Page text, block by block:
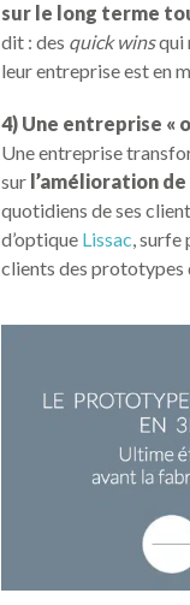
sur le long terme
dit : des quick winsqui
leur entreprise est en
4) Une entreprise «
Une entreprise
sur l’amélioration
quotidiens de ses
d’optique Lissac, surfe
clients des prototypes